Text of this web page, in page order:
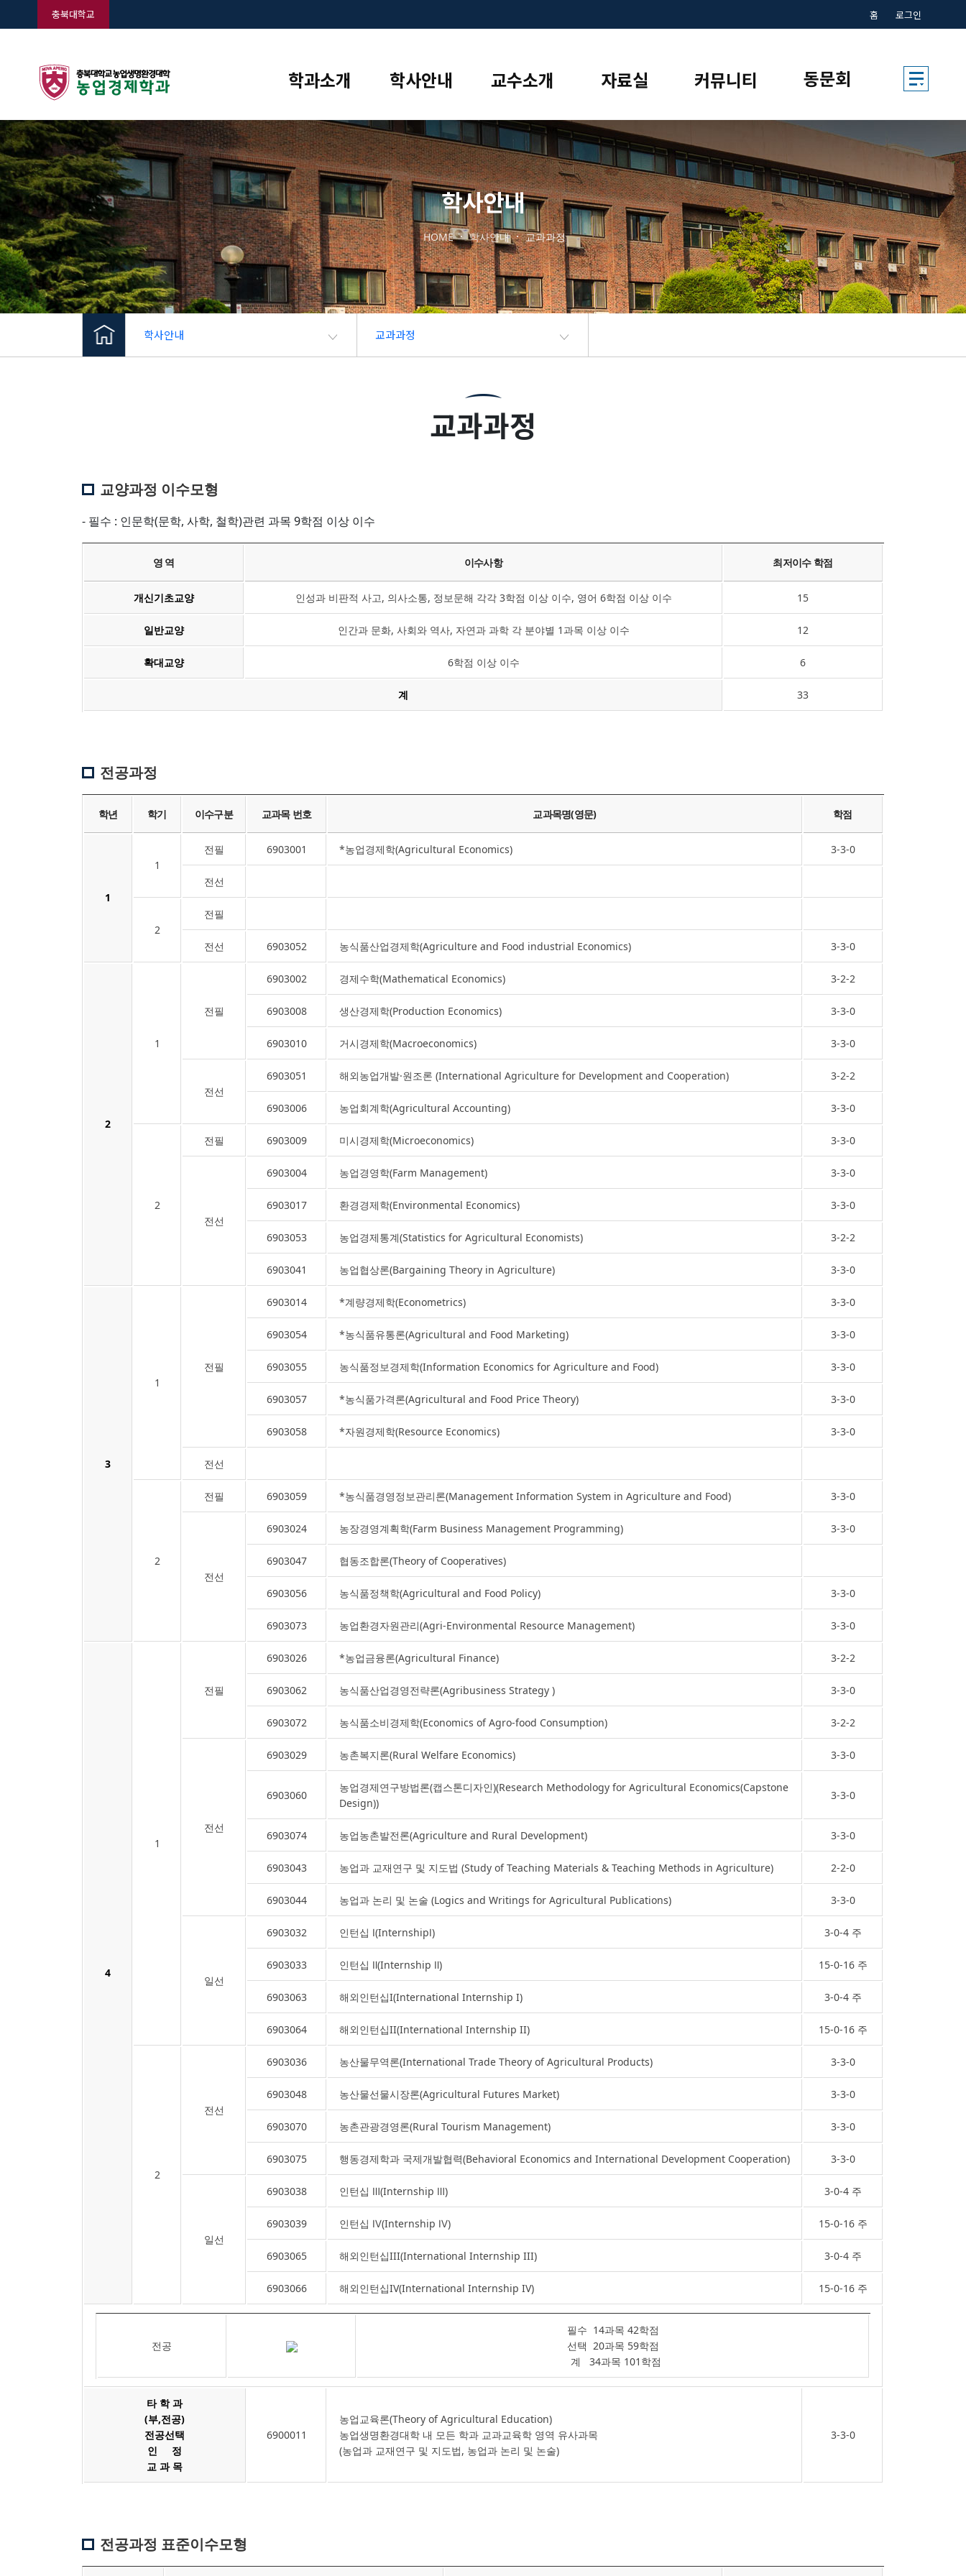
충북대학교 홈 로그인
학과소개 학사안내 교수소개 자료실 커뮤니티 동문회
학사안내
HOME 학사안내 교과과정
학사안내 교과과정
교과과정
교양과정 이수모형
- 필수 : 인문학(문학, 사학, 철학)관련 과목 9학점 이상 이수
영 역 이수사항 최저이수 학점
개신기초교양 인성과 비판적 사고, 의사소통, 정보문해 각각 3학점 이상 이수, 영어 6학점 이상 이수 15
일반교양 인간과 문화, 사회와 역사, 자연과 과학 각 분야별 1과목 이상 이수 12
확대교양 6학점 이상 이수 6
계 33
전공과정
학년 학기 이수구분 교과목 번호 교과목명(영문) 학점
1
1
전필 6903001 *농업경제학(Agricultural Economics) 3-3-0
전선
2
전필
전선 6903052 농식품산업경제학(Agriculture and Food industrial Economics) 3-3-0
2
1
전필
6903002 경제수학(Mathematical Economics) 3-2-2
6903008 생산경제학(Production Economics) 3-3-0
6903010 거시경제학(Macroeconomics) 3-3-0
전선
6903051 해외농업개발·원조론 (International Agriculture for Development and Cooperation) 3-2-2
6903006 농업회계학(Agricultural Accounting) 3-3-0
2
전필 6903009 미시경제학(Microeconomics) 3-3-0
전선
6903004 농업경영학(Farm Management) 3-3-0
6903017 환경경제학(Environmental Economics) 3-3-0
6903053 농업경제통계(Statistics for Agricultural Economists) 3-2-2
6903041 농업협상론(Bargaining Theory in Agriculture) 3-3-0
3
1
전필
6903014 *계량경제학(Econometrics) 3-3-0
6903054 *농식품유통론(Agricultural and Food Marketing) 3-3-0
6903055 농식품정보경제학(Information Economics for Agriculture and Food) 3-3-0
6903057 *농식품가격론(Agricultural and Food Price Theory) 3-3-0
6903058 *자원경제학(Resource Economics) 3-3-0
전선
2
전필 6903059 *농식품경영정보관리론(Management Information System in Agriculture and Food) 3-3-0
전선
6903024 농장경영계획학(Farm Business Management Programming) 3-3-0
6903047 협동조합론(Theory of Cooperatives)
6903056 농식품정책학(Agricultural and Food Policy) 3-3-0
6903073 농업환경자원관리(Agri-Environmental Resource Management) 3-3-0
4
1
전필
6903026 *농업금융론(Agricultural Finance) 3-2-2
6903062 농식품산업경영전략론(Agribusiness Strategy ) 3-3-0
6903072 농식품소비경제학(Economics of Agro-food Consumption) 3-2-2
전선
6903029 농촌복지론(Rural Welfare Economics) 3-3-0
6903060
농업경제연구방법론(캡스톤디자인)(Research Methodology for Agricultural Economics(Capstone
Design))
3-3-0
6903074 농업농촌발전론(Agriculture and Rural Development) 3-3-0
6903043 농업과 교재연구 및 지도법 (Study of Teaching Materials & Teaching Methods in Agriculture) 2-2-0
6903044 농업과 논리 및 논술 (Logics and Writings for Agricultural Publications) 3-3-0
일선
6903032 인턴십 Ⅰ(InternshipⅠ) 3-0-4 주
6903033 인턴십 Ⅱ(Internship Ⅱ) 15-0-16 주
6903063 해외인턴십I(International Internship I) 3-0-4 주
6903064 해외인턴십II(International Internship II) 15-0-16 주
2
전선
6903036 농산물무역론(International Trade Theory of Agricultural Products) 3-3-0
6903048 농산물선물시장론(Agricultural Futures Market) 3-3-0
6903070 농촌관광경영론(Rural Tourism Management) 3-3-0
6903075 행동경제학과 국제개발협력(Behavioral Economics and International Development Cooperation) 3-3-0
일선
6903038 인턴십 Ⅲ(Internship Ⅲ) 3-0-4 주
6903039 인턴십 Ⅳ(Internship Ⅳ) 15-0-16 주
6903065 해외인턴십III(International Internship III) 3-0-4 주
6903066 해외인턴십IV(International Internship IV) 15-0-16 주
전공
필수 14과목 42학점
선택 20과목 59학점
계 34과목 101학점
타 학 과
(부,전공)
전공선택
인 정
교 과 목
6900011
농업교육론(Theory of Agricultural Education)
농업생명환경대학 내 모든 학과 교과교육학 영역 유사과목
(농업과 교재연구 및 지도법, 농업과 논리 및 논술)
3-3-0
전공과정 표준이수모형